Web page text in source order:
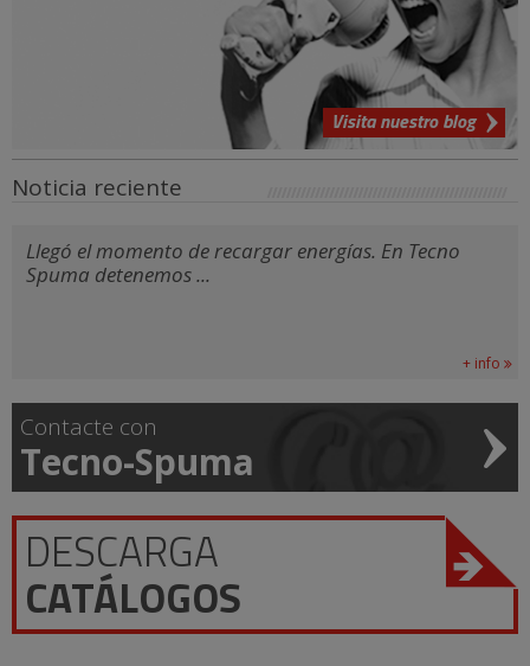
Visita nuestro blog
Noticia reciente
Llegó el momento de recargar energías. En Tecno
Spuma detenemos ...
+ info
Contacte con
Tecno-Spuma
DESCARGA
CATÁLOGOS